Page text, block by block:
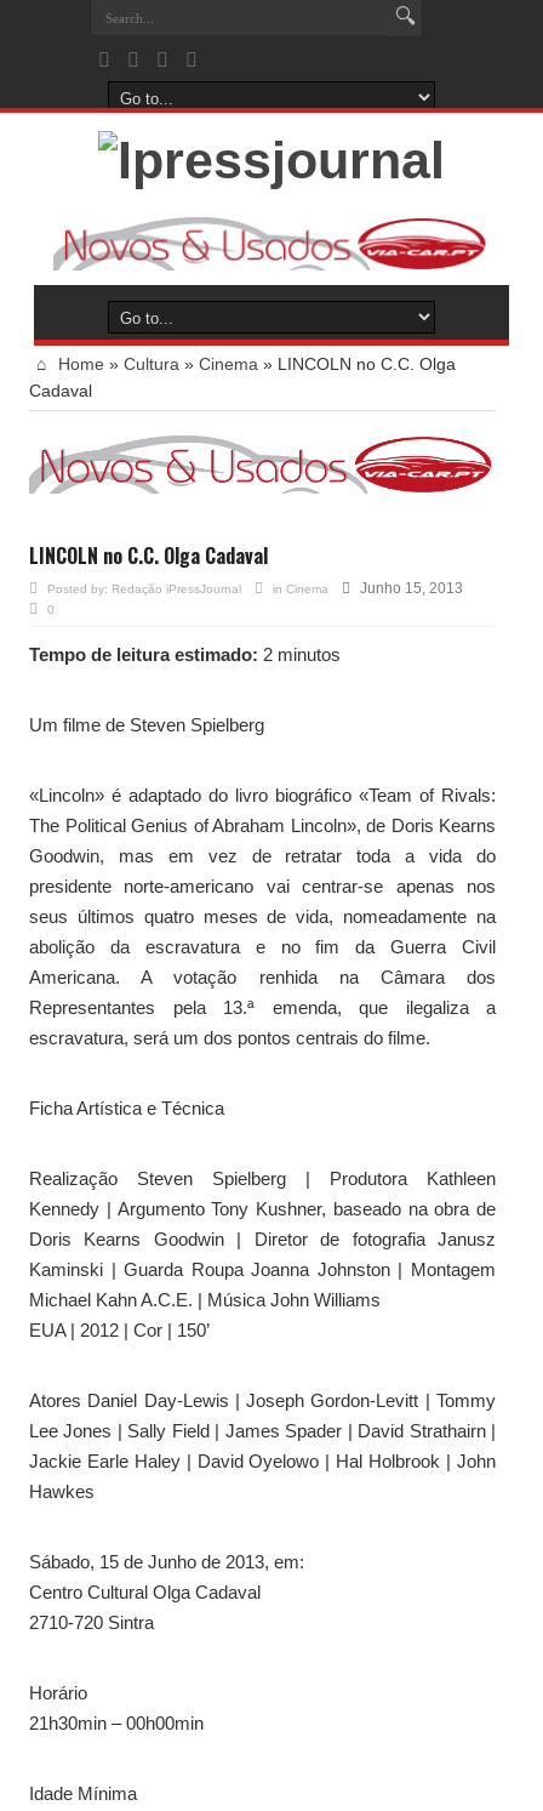
Home » Cultura » Cinema » LINCOLN no C.C. Olga
Cadaval
LINCOLN no C.C. Olga Cadaval
Posted by: Redação iPressJournal in Cinema Junho 15, 2013
0
Tempo de leitura estimado: 2 minutos
Um filme de Steven Spielberg
«Lincoln» é adaptado do livro biográfico «Team of Rivals:
The Political Genius of Abraham Lincoln», de Doris Kearns
Goodwin, mas em vez de retratar toda a vida do
presidente norte-americano vai centrar-se apenas nos
seus últimos quatro meses de vida, nomeadamente na
abolição da escravatura e no fim da Guerra Civil
Americana. A votação renhida na Câmara dos
Representantes pela 13.ª emenda, que ilegaliza a
escravatura, será um dos pontos centrais do filme.
Ficha Artística e Técnica
Realização Steven Spielberg | Produtora Kathleen
Kennedy | Argumento Tony Kushner, baseado na obra de
Doris Kearns Goodwin | Diretor de fotografia Janusz
Kaminski | Guarda Roupa Joanna Johnston | Montagem
Michael Kahn A.C.E. | Música John Williams
EUA | 2012 | Cor | 150’
Atores Daniel Day-Lewis | Joseph Gordon-Levitt | Tommy
Lee Jones | Sally Field | James Spader | David Strathairn |
Jackie Earle Haley | David Oyelowo | Hal Holbrook | John
Hawkes
Sábado, 15 de Junho de 2013, em:
Centro Cultural Olga Cadaval
2710-720 Sintra
Horário
21h30min – 00h00min
Idade Mínima